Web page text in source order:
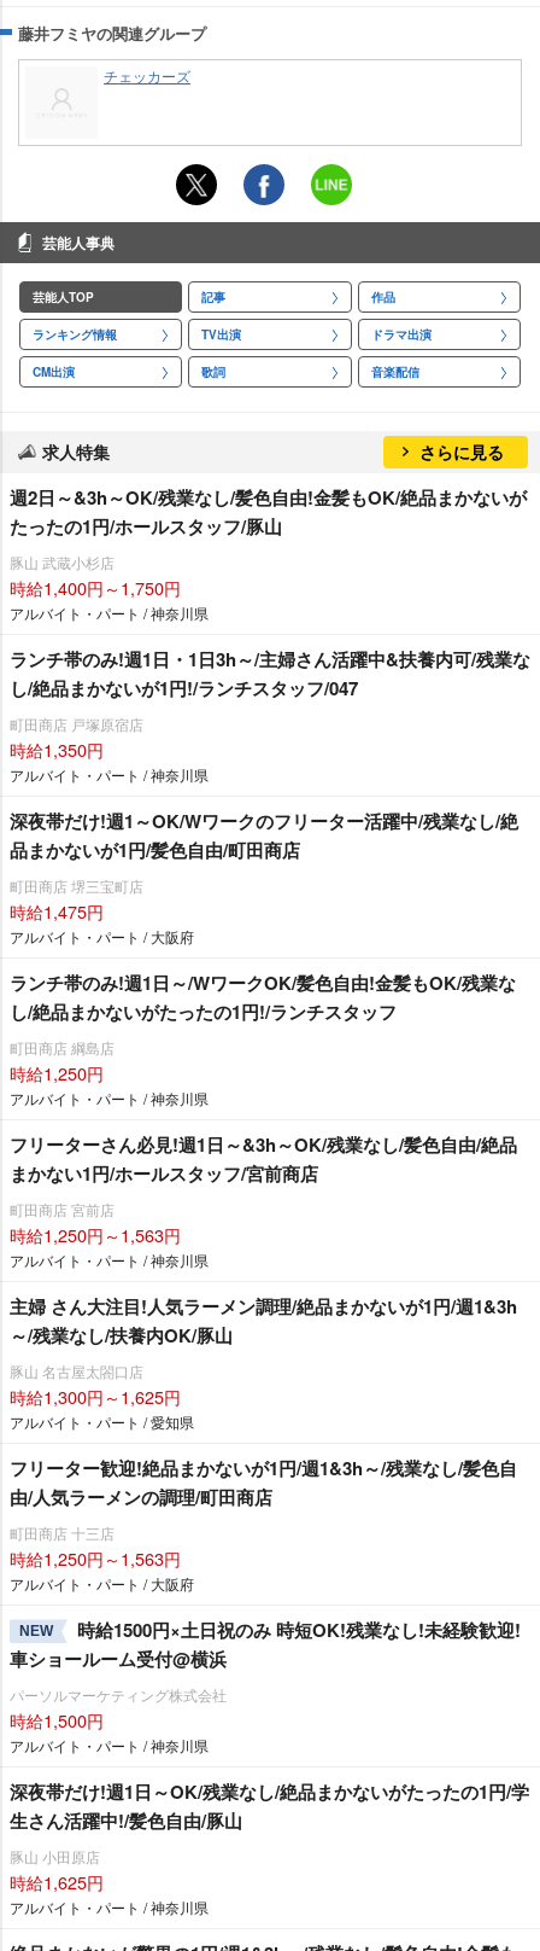
藤井フミヤの関連グループ
チェッカーズ
芸能人事典
芸能人TOP 記事 作品
ランキング情報 TV出演 ドラマ出演
CM出演 歌詞 音楽配信
求人特集 さらに見る
週2日～&3h～OK/残業なし/髪色自由!金髪もOK/絶品まかないが
たったの1円/ホールスタッフ/豚山
豚山 武蔵小杉店
時給1,400円～1,750円
アルバイト・パート / 神奈川県
ランチ帯のみ!週1日・1日3h～/主婦さん活躍中&扶養内可/残業な
し/絶品まかないが1円!/ランチスタッフ/047
町田商店 戸塚原宿店
時給1,350円
アルバイト・パート / 神奈川県
深夜帯だけ!週1～OK/Wワークのフリーター活躍中/残業なし/絶
品まかないが1円/髪色自由/町田商店
町田商店 堺三宝町店
時給1,475円
アルバイト・パート / 大阪府
ランチ帯のみ!週1日～/WワークOK/髪色自由!金髪もOK/残業な
し/絶品まかないがたったの1円!/ランチスタッフ
町田商店 綱島店
時給1,250円
アルバイト・パート / 神奈川県
フリーターさん必見!週1日～&3h～OK/残業なし/髪色自由/絶品
まかない1円/ホールスタッフ/宮前商店
町田商店 宮前店
時給1,250円～1,563円
アルバイト・パート / 神奈川県
主婦 さん大注目!人気ラーメン調理/絶品まかないが1円/週1&3h
～/残業なし/扶養内OK/豚山
豚山 名古屋太閤口店
時給1,300円～1,625円
アルバイト・パート / 愛知県
フリーター歓迎!絶品まかないが1円/週1&3h～/残業なし/髪色自
由/人気ラーメンの調理/町田商店
町田商店 十三店
時給1,250円～1,563円
アルバイト・パート / 大阪府
NEW
時給1500円×土日祝のみ 時短OK!残業なし!未経験歓迎!
車ショールーム受付@横浜
パーソルマーケティング株式会社
時給1,500円
アルバイト・パート / 神奈川県
深夜帯だけ!週1日～OK/残業なし/絶品まかないがたったの1円/学
生さん活躍中!/髪色自由/豚山
豚山 小田原店
時給1,625円
アルバイト・パート / 神奈川県